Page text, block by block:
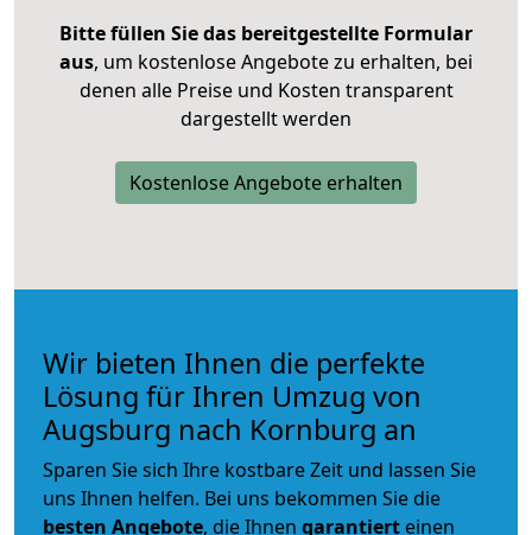
Bitte füllen Sie das bereitgestellte Formular
aus, um kostenlose Angebote zu erhalten, bei
denen alle Preise und Kosten transparent
dargestellt werden
Kostenlose Angebote erhalten
Wir bieten Ihnen die perfekte
Lösung für Ihren Umzug von
Augsburg nach Kornburg an
Sparen Sie sich Ihre kostbare Zeit und lassen Sie
uns Ihnen helfen. Bei uns bekommen Sie die
besten Angebote, die Ihnen garantiert einen